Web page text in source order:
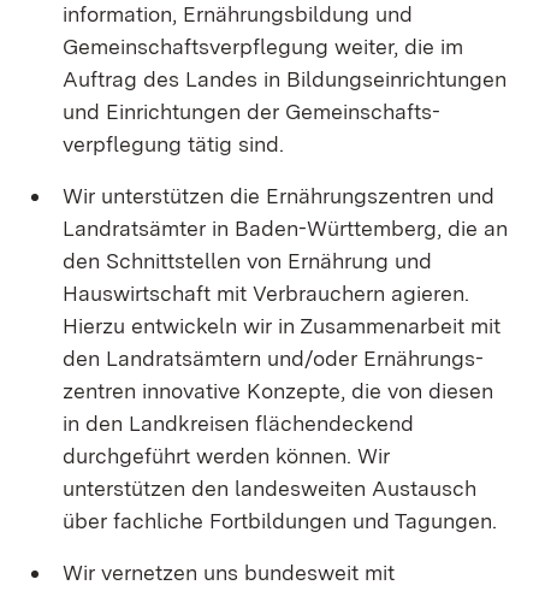
information, Ernährungsbildung und
Gemeinschaftsverpflegung weiter, die im
Auftrag des Landes in Bildungseinrichtungen
und Einrichtungen der Gemeinschafts­
verpflegung tätig sind.
Wir unterstützen die Ernährungszentren und
Landratsämter in Baden-Württemberg, die an
den Schnittstellen von Ernährung und
Hauswirtschaft mit Verbrauchern agieren.
Hierzu entwickeln wir in Zusammenarbeit mit
den Landratsämtern und/oder Ernährungs­
zentren innovative Konzepte, die von diesen
in den Landkreisen flächendeckend
durchgeführt werden können. Wir
unterstützen den landesweiten Austausch
über fachliche Fortbildungen und Tagungen.
Wir vernetzen uns bundesweit mit